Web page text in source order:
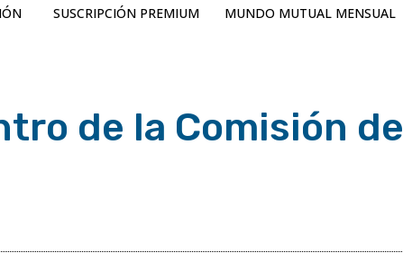
SUSCRIPCIÓN PREMIUM MUNDO MUTUAL MENSUAL
de la Comisión de